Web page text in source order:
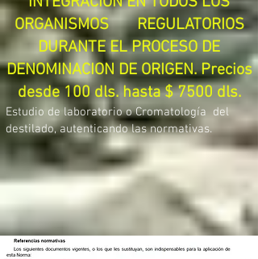
ORGANISMOS REGULATORIOS
DURANTE EL PROCESO DE
DENOMINACION DE ORIGEN. Precios
desde 100 dls. hasta $ 7500 dls.
Estudio de laboratorio o Cromatología del
destilado, autenticando las normativas.